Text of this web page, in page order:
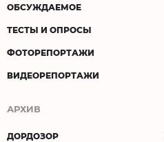
ОБСУЖДАЕМОЕ
ТЕСТЫ И ОПРОСЫ
ФОТОРЕПОРТАЖИ
ВИДЕОРЕПОРТАЖИ
АРХИВ
ДОРДОЗОР